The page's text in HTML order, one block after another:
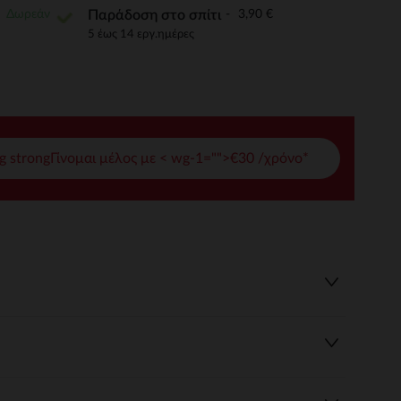
σας
Παράδοση στο σπίτι 3,90 €
5 έως 14 εργ.ημέρες
strongΓίνομαι μέλος με < wg-1="">€30 /χρόνο*